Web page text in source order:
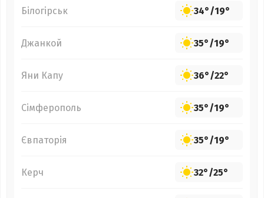
Білогірськ 34°/19°
Джанкой 35°/19°
Яни Капу 36°/22°
Сімферополь 35°/19°
Євпаторія 35°/19°
Керч 32°/25°